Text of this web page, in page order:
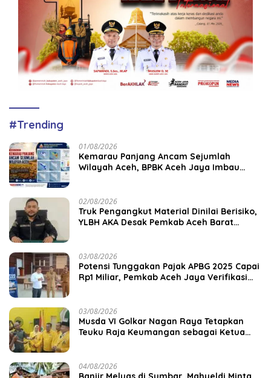
#Trending
01/08/2026
Kemarau Panjang Ancam Sejumlah
Wilayah Aceh, BPBK Aceh Jaya Imbau
02/08/2026
Truk Pengangkut Material Dinilai Berisiko,
YLBH AKA Desak Pemkab Aceh Barat
03/08/2026
Potensi Tunggakan Pajak APBG 2025 Capai
Rp1 Miliar, Pemkab Aceh Jaya Verifikasi
03/08/2026
Musda VI Golkar Nagan Raya Tetapkan
Teuku Raja Keumangan sebagai Ketua
04/08/2026